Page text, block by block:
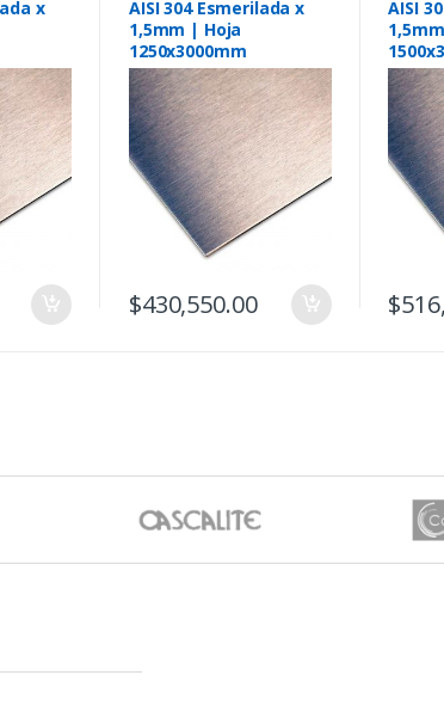
x
AISI 304 Esmerilada x
1,5mm | Hoja
1250x3000mm
$430,550.00
AISI
$